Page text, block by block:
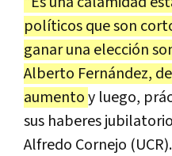
políticos que son
ganar una elección
Alberto Fernández,
aumentoy luego,
sus haberes
Alfredo Cornejo (UCR).